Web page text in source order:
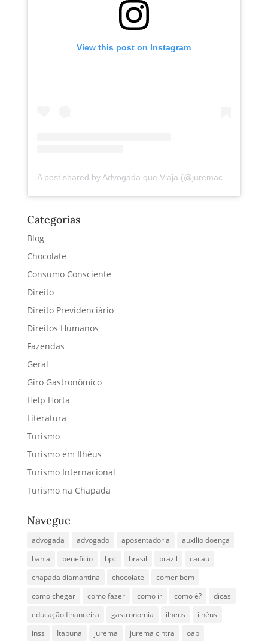
View this post on Instagram
A post shared by Advogada que Viaja (@juremacintra)
Categorias
Blog
Chocolate
Consumo Consciente
Direito
Direito Previdenciário
Direitos Humanos
Fazendas
Geral
Giro Gastronômico
Help Horta
Literatura
Turismo
Turismo em Ilhéus
Turismo Internacional
Turismo na Chapada
Navegue
advogada advogado aposentadoria
auxilio doença
bahia
benefício bpc brasil brazil
cacau
chapada diamantina
chocolate
comer bem
como chegar
como fazer como ir como é?
dicas
educação financeira
gastronomia ilheus
ilhéus
inss
Itabuna jurema jurema cintra oab